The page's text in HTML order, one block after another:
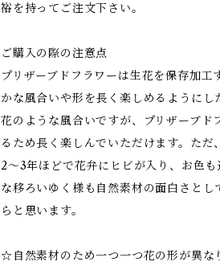
裕を持ってご注文下さい。
ご購入の際の注意点
プリザーブドフラワーは生花を保存加工
かな風合いや形を長く楽しめるようにし
花のような風合いですが、プリザーブド
るため長く楽しんでいただけます。ただ
2～3年ほどで花弁にヒビが入り、お色
な移ろいゆく様も自然素材の面白さとし
らと思います。
☆自然素材のため一つ一つ花の形が異な